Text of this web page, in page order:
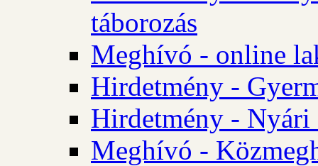
táborozás
Meghívó - online
Hirdetmény -
Hirdetmény - Nyári
Meghívó -